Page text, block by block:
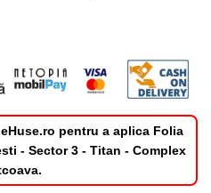
pentru a aplica Folia
- Sector 3 - Titan - Complex